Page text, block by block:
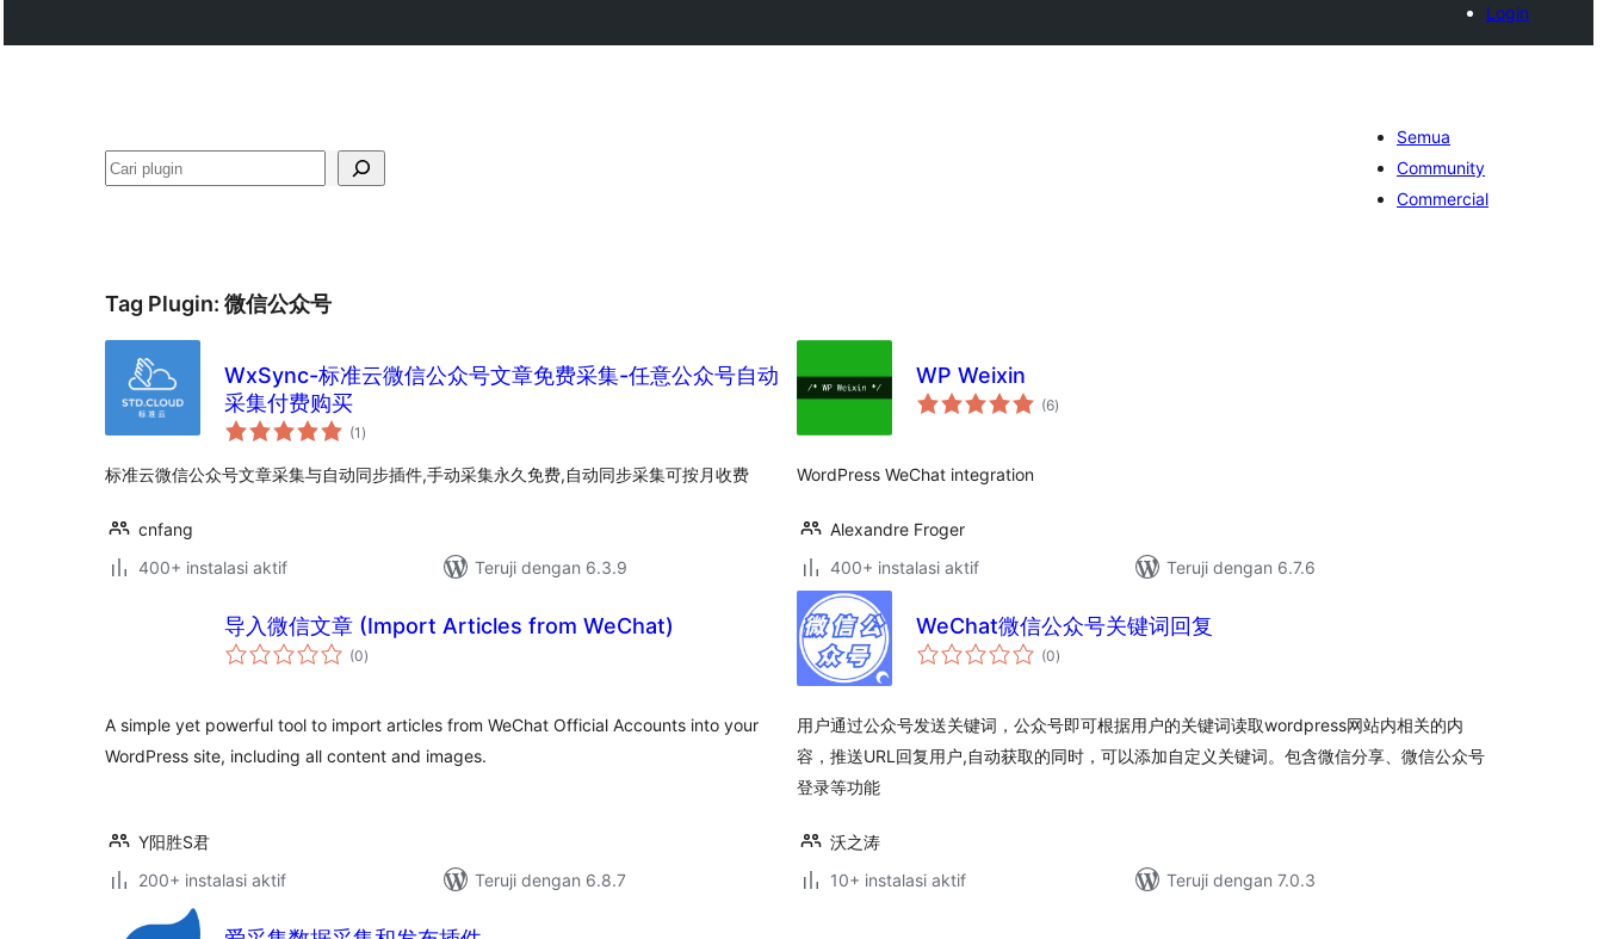
Login
Cari
Semua
Community
Commercial
Tag Plugin: 微信公众号
WxSync-标准云微信公众号文章免费采集-任意公众号自动
采集付费购买
(1 total
rating
)
标准云微信公众号文章采集与自动同步插件,手动采集永久免费,自动同步采集可按月收费
cnfang
400+ instalasi aktif
Teruji dengan 6.3.9
WP Weixin
(6total
rating
)
WordPress WeChat integration
Alexandre Froger
400+ instalasi aktif
Teruji dengan 6.7.6
导入微信文章 (Import Articles from WeChat)
(0total
rating
)
A simple yet powerful tool to import articles from WeChat Official Accounts into your
WordPress site, including all content and images.
Y阳胜S君
200+ instalasi aktif
Teruji dengan 6.8.7
WeChat微信公众号关键词回复
(0total
rating
)
用户通过公众号发送关键词，公众号即可根据用户的关键词读取wordpress网站内相关的内
容，推送URL回复用户,自动获取的同时，可以添加自定义关键词。包含微信分享、微信公众号
登录等功能
沃之涛
10+ instalasi aktif
Teruji dengan 7.0.3